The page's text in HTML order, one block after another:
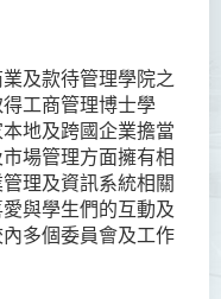
及款待管理學院之
工商管理博士學
地及跨國企業擔當
場管理方面擁有相
理及資訊系統相關
與學生們的互動及
多個委員會及工作